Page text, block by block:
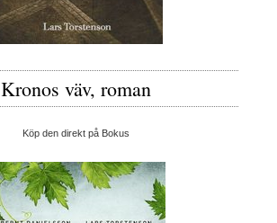
Kronos väv, roman
Köp den direkt på Bokus